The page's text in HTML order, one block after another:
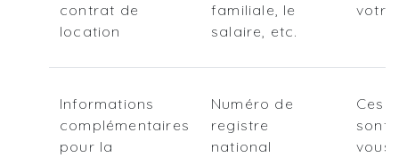
contrat de
location
familiale, le
salaire, etc.
votre
Informations
complémentaires
pour la
Numéro de
registre
national
Ces
sont
vous